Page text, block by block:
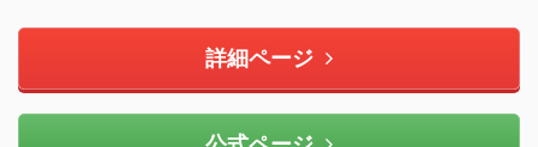
詳細ページ